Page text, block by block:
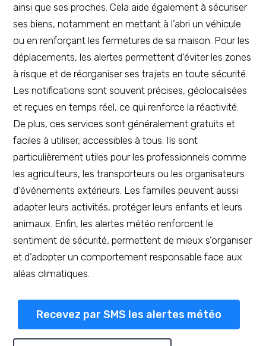
ainsi que ses proches. Cela aide également à sécuriser
ses biens, notamment en mettant à l’abri un véhicule
ou en renforçant les fermetures de sa maison. Pour les
déplacements, les alertes permettent d’éviter les zones
à risque et de réorganiser ses trajets en toute sécurité.
Les notifications sont souvent précises, géolocalisées
et reçues en temps réel, ce qui renforce la réactivité.
De plus, ces services sont généralement gratuits et
faciles à utiliser, accessibles à tous. Ils sont
particulièrement utiles pour les professionnels comme
les agriculteurs, les transporteurs ou les organisateurs
d’événements extérieurs. Les familles peuvent aussi
adapter leurs activités, protéger leurs enfants et leurs
animaux. Enfin, les alertes météo renforcent le
sentiment de sécurité, permettent de mieux s’organiser
et d’adopter un comportement responsable face aux
aléas climatiques.
Recevez par SMS les alertes météo